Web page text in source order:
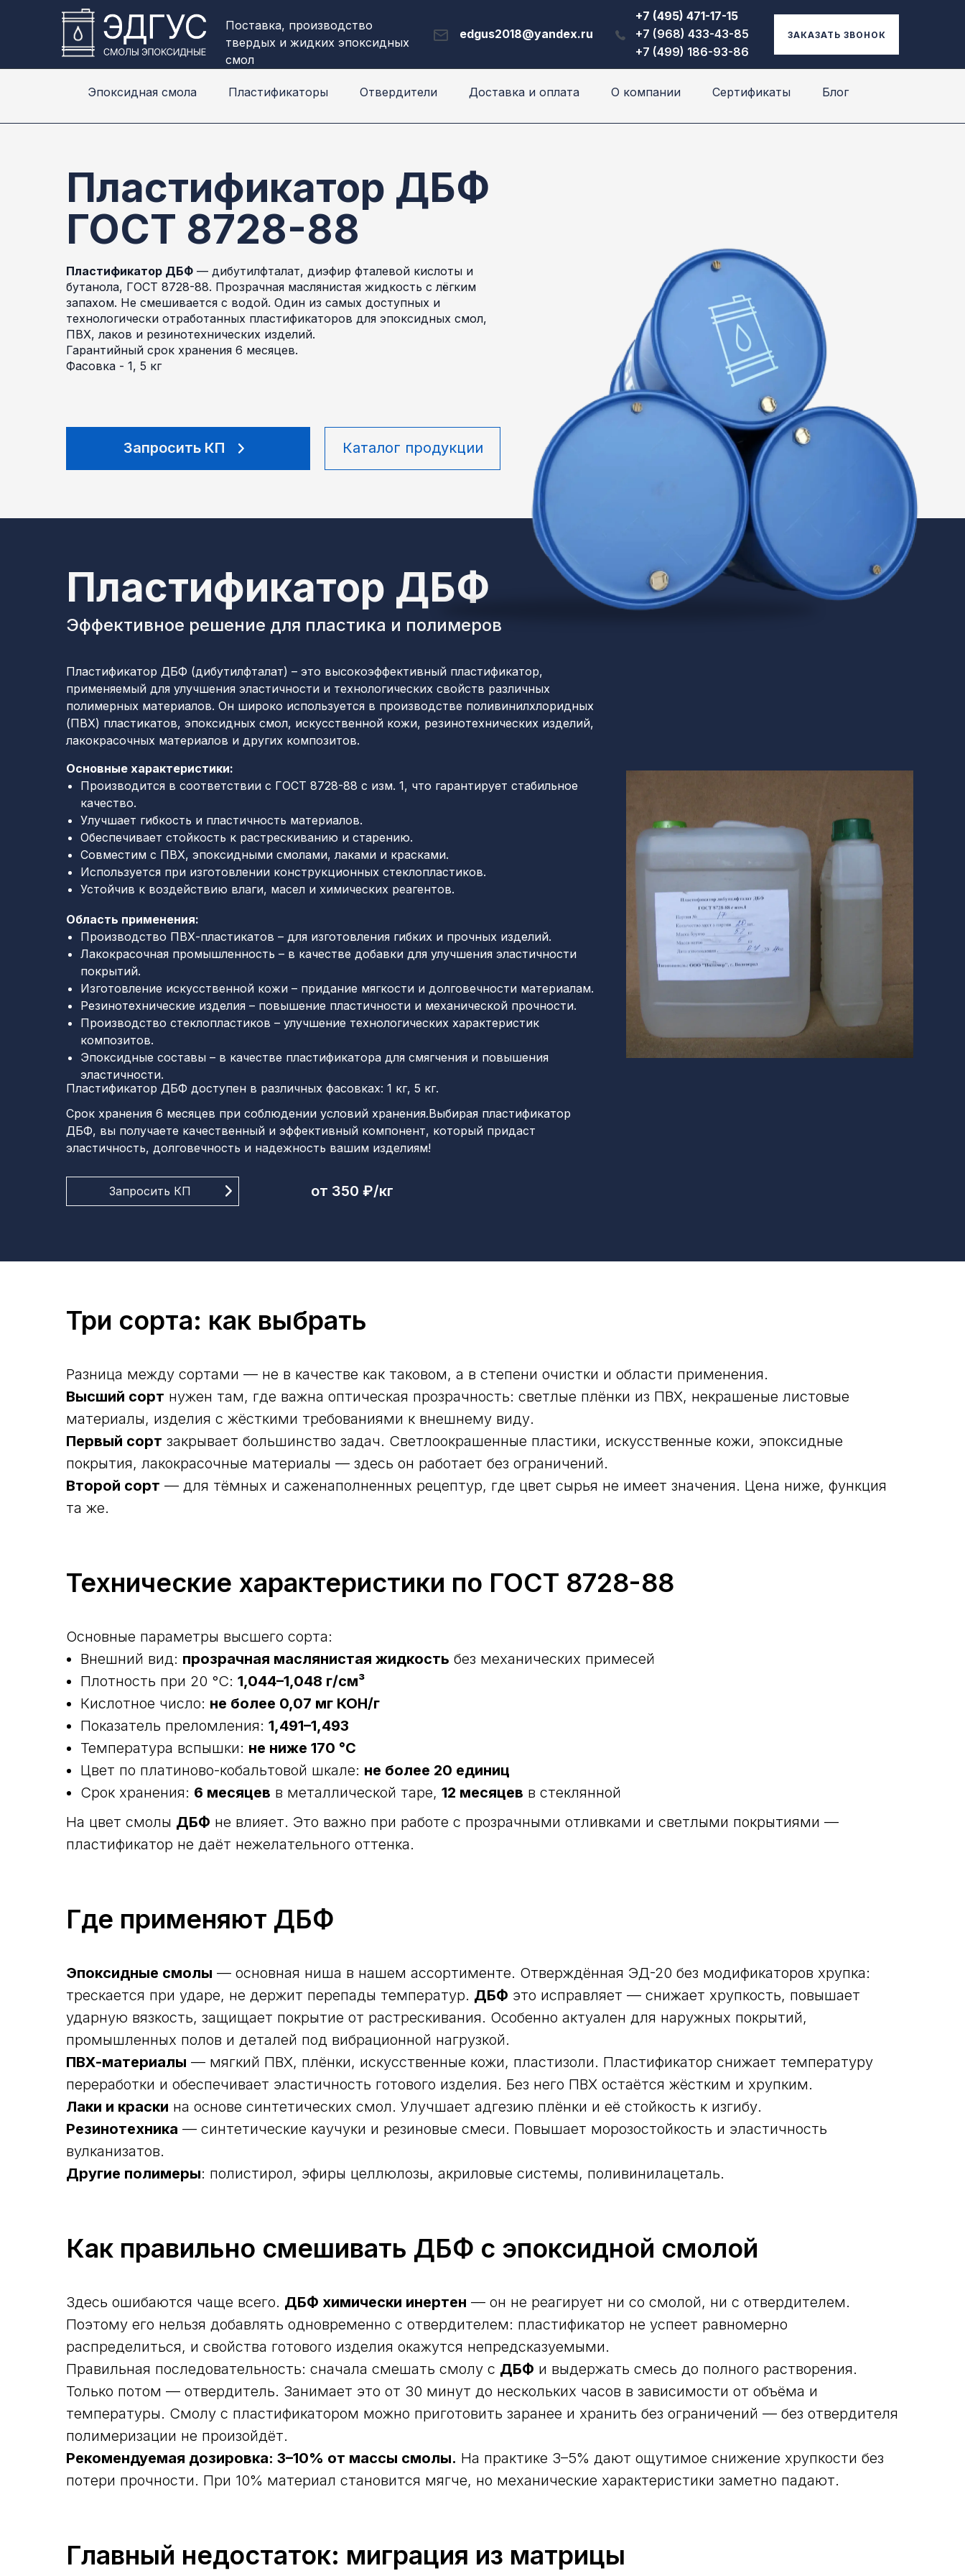
ЗАКАЗАТЬ ЗВОНОК
Поставка, производство
твердых и жидких эпоксидных
смол
+7 (495) 471-17-15
+7 (968) 433-43-85
+7 (499) 186-93-86
edgus2018@yandex.ru
Эпоксидная смола Пластификаторы Отвердители Доставка и оплата О компании Сертификаты Блог
Пластификатор ДБФ
ГОСТ 8728-88
Пластификатор ДБФ — дибутилфталат, диэфир фталевой кислоты и
бутанола, ГОСТ 8728-88. Прозрачная маслянистая жидкость с лёгким
запахом. Не смешивается с водой. Один из самых доступных и
технологически отработанных пластификаторов для эпоксидных смол,
ПВХ, лаков и резинотехнических изделий.
Гарантийный срок хранения 6 месяцев.
Фасовка - 1, 5 кг
Запросить КП Каталог продукции
Пластификатор ДБФ
Эффективное решение для пластика и полимеров
от 350 ₽/кг
Запросить КП
Основные характеристики:
Производится в соответствии с ГОСТ 8728-88 с изм. 1, что гарантирует стабильное
качество.
Улучшает гибкость и пластичность материалов.
Обеспечивает стойкость к растрескиванию и старению.
Совместим с ПВХ, эпоксидными смолами, лаками и красками.
Используется при изготовлении конструкционных стеклопластиков.
Устойчив к воздействию влаги, масел и химических реагентов.
Область применения:
Производство ПВХ-пластикатов – для изготовления гибких и прочных изделий.
Лакокрасочная промышленность – в качестве добавки для улучшения эластичности
покрытий.
Изготовление искусственной кожи – придание мягкости и долговечности материалам.
Резинотехнические изделия – повышение пластичности и механической прочности.
Производство стеклопластиков – улучшение технологических характеристик
композитов.
Эпоксидные составы – в качестве пластификатора для смягчения и повышения
эластичности.
Пластификатор ДБФ доступен в различных фасовках: 1 кг, 5 кг.
Срок хранения 6 месяцев при соблюдении условий хранения.Выбирая пластификатор
ДБФ, вы получаете качественный и эффективный компонент, который придаст
эластичность, долговечность и надежность вашим изделиям!
Пластификатор ДБФ (дибутилфталат) – это высокоэффективный пластификатор,
применяемый для улучшения эластичности и технологических свойств различных
полимерных материалов. Он широко используется в производстве поливинилхлоридных
(ПВХ) пластикатов, эпоксидных смол, искусственной кожи, резинотехнических изделий,
лакокрасочных материалов и других композитов.
Три сорта: как выбрать
Разница между сортами — не в качестве как таковом, а в степени очистки и области применения.
Высший сорт нужен там, где важна оптическая прозрачность: светлые плёнки из ПВХ, некрашеные листовые
материалы, изделия с жёсткими требованиями к внешнему виду.
Первый сорт закрывает большинство задач. Светлоокрашенные пластики, искусственные кожи, эпоксидные
покрытия, лакокрасочные материалы — здесь он работает без ограничений.
Второй сорт — для тёмных и саженаполненных рецептур, где цвет сырья не имеет значения. Цена ниже, функция
та же.
Технические характеристики по ГОСТ 8728-88
Основные параметры высшего сорта:
Внешний вид: прозрачная маслянистая жидкость без механических примесей
Плотность при 20 °С: 1,044–1,048 г/см³
Кислотное число: не более 0,07 мг КОН/г
Показатель преломления: 1,491–1,493
Температура вспышки: не ниже 170 °С
Цвет по платиново-кобальтовой шкале: не более 20 единиц
Срок хранения: 6 месяцев в металлической таре, 12 месяцев в стеклянной
На цвет смолы ДБФ не влияет. Это важно при работе с прозрачными отливками и светлыми покрытиями —
пластификатор не даёт нежелательного оттенка.
Где применяют ДБФ
Эпоксидные смолы — основная ниша в нашем ассортименте. Отверждённая ЭД-20 без модификаторов хрупка:
трескается при ударе, не держит перепады температур. ДБФ это исправляет — снижает хрупкость, повышает
ударную вязкость, защищает покрытие от растрескивания. Особенно актуален для наружных покрытий,
промышленных полов и деталей под вибрационной нагрузкой.
ПВХ-материалы — мягкий ПВХ, плёнки, искусственные кожи, пластизоли. Пластификатор снижает температуру
переработки и обеспечивает эластичность готового изделия. Без него ПВХ остаётся жёстким и хрупким.
Лаки и краски на основе синтетических смол. Улучшает адгезию плёнки и её стойкость к изгибу.
Резинотехника — синтетические каучуки и резиновые смеси. Повышает морозостойкость и эластичность
вулканизатов.
Другие полимеры: полистирол, эфиры целлюлозы, акриловые системы, поливинилацеталь.
Как правильно смешивать ДБФ с эпоксидной смолой
Здесь ошибаются чаще всего. ДБФ химически инертен — он не реагирует ни со смолой, ни с отвердителем.
Поэтому его нельзя добавлять одновременно с отвердителем: пластификатор не успеет равномерно
распределиться, и свойства готового изделия окажутся непредсказуемыми.
Правильная последовательность: сначала смешать смолу с ДБФ и выдержать смесь до полного растворения.
Только потом — отвердитель. Занимает это от 30 минут до нескольких часов в зависимости от объёма и
температуры. Смолу с пластификатором можно приготовить заранее и хранить без ограничений — без отвердителя
полимеризации не произойдёт.
Рекомендуемая дозировка: 3–10% от массы смолы. На практике 3–5% дают ощутимое снижение хрупкости без
потери прочности. При 10% материал становится мягче, но механические характеристики заметно падают.
Главный недостаток: миграция из матрицы